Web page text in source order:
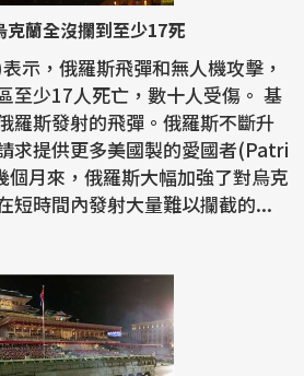
蘭全沒攔到至少17死
示，俄羅斯飛彈和無人機攻擊，
少17人死亡，數十人受傷。 基
羅斯發射的飛彈。俄羅斯不斷升
求提供更多美國製的愛國者(Patri
短時間內發射大量難以攔截的...